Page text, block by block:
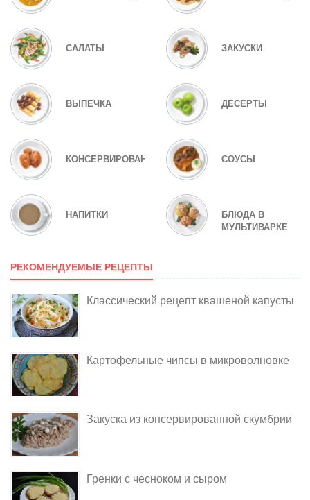
САЛАТЫ ЗАКУСКИ
ВЫПЕЧКА ДЕСЕРТЫ
КОНСЕРВИРОВАНИЕ СОУСЫ
НАПИТКИ
БЛЮДА В
МУЛЬТИВАРКЕ
РЕКОМЕНДУЕМЫЕ РЕЦЕПТЫ
Классический рецепт квашеной капусты
Картофельные чипсы в микроволновке
Закуска из консервированной скумбрии
Гренки с чесноком и сыром